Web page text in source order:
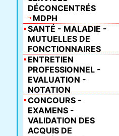
DÉCONCENTRÉS
MDPH
SANTÉ - MALADIE -
MUTUELLES DE
FONCTIONNAIRES
ENTRETIEN
PROFESSIONNEL -
EVALUATION -
NOTATION
CONCOURS -
EXAMENS -
VALIDATION DES
ACQUIS DE